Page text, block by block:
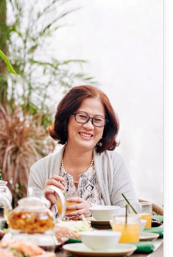
Hong Kong
Ireland
Kazakhstan
Kuwait
Luxembourg
Malaysia
Mauritius
Mongolia
Nepal
Oman